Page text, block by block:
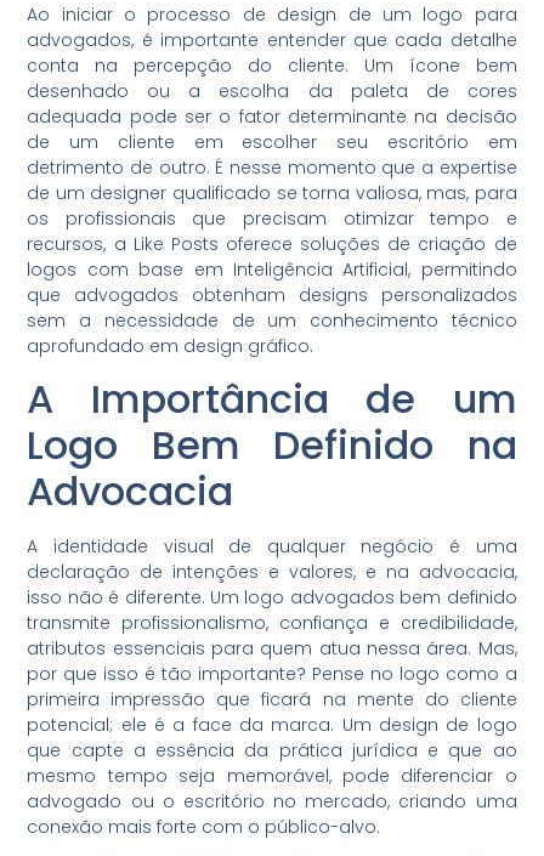
Ao iniciar o processo de design de um logo para
advogados, é importante entender que cada detalhe
conta na percepção do cliente. Um ícone bem
desenhado ou a escolha da paleta de cores
adequada pode ser o fator determinante na decisão
de um cliente em escolher seu escritório em
detrimento de outro. É nesse momento que a expertise
de um designer qualificado se torna valiosa, mas, para
os profissionais que precisam otimizar tempo e
recursos, a Like Posts oferece soluções de criação de
logos com base em Inteligência Artificial, permitindo
que advogados obtenham designs personalizados
sem a necessidade de um conhecimento técnico
aprofundado em design gráfico.
A Importância de um
Logo Bem Definido na
Advocacia
A identidade visual de qualquer negócio é uma
declaração de intenções e valores, e na advocacia,
isso não é diferente. Um logo advogados bem definido
transmite profissionalismo, confiança e credibilidade,
atributos essenciais para quem atua nessa área. Mas,
por que isso é tão importante? Pense no logo como a
primeira impressão que ficará na mente do cliente
potencial; ele é a face da marca. Um design de logo
que capte a essência da prática jurídica e que ao
mesmo tempo seja memorável, pode diferenciar o
advogado ou o escritório no mercado, criando uma
conexão mais forte com o público-alvo.